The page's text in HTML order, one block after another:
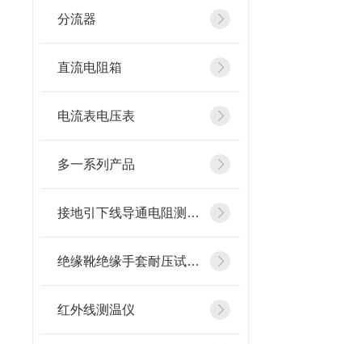
分流器
直流电阻箱
电流表电压表
多一系列产品
接地引下线导通电阻测试仪
绝缘靴绝缘手套耐压试验装置
红外线测温仪